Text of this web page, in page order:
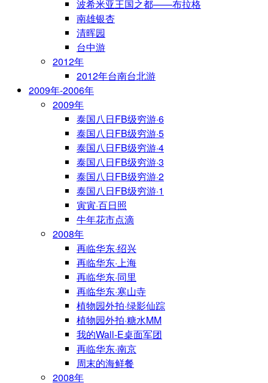
波希米亚王国之都——布拉格
南雄银杏
清晖园
台中游
2012年
2012年台南台北游
2009年-2006年
2009年
泰国八日FB级穷游·6
泰国八日FB级穷游·5
泰国八日FB级穷游·4
泰国八日FB级穷游·3
泰国八日FB级穷游·2
泰国八日FB级穷游·1
寅寅·百日照
牛年花市点滴
2008年
再临华东·绍兴
再临华东·上海
再临华东·同里
再临华东·寒山寺
植物园外拍·绿影仙踪
植物园外拍·糖水MM
我的Wall-E桌面军团
再临华东·南京
周末的海鲜餐
2008年